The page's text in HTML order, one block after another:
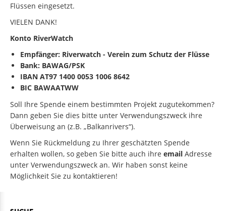
Flüssen eingesetzt.
VIELEN DANK!
Konto RiverWatch
Empfänger: Riverwatch - Verein zum Schutz der Flüsse
Bank: BAWAG/PSK
IBAN AT97 1400 0053 1006 8642
BIC BAWAATWW
Soll Ihre Spende einem bestimmten Projekt zugutekommen?
Dann geben Sie dies bitte unter Verwendungszweck ihre
Überweisung an (z.B. „Balkanrivers“).
Wenn Sie Rückmeldung zu Ihrer geschätzten Spende
erhalten wollen, so geben Sie bitte auch ihre email Adresse
unter Verwendungszweck an. Wir haben sonst keine
Möglichkeit Sie zu kontaktieren!